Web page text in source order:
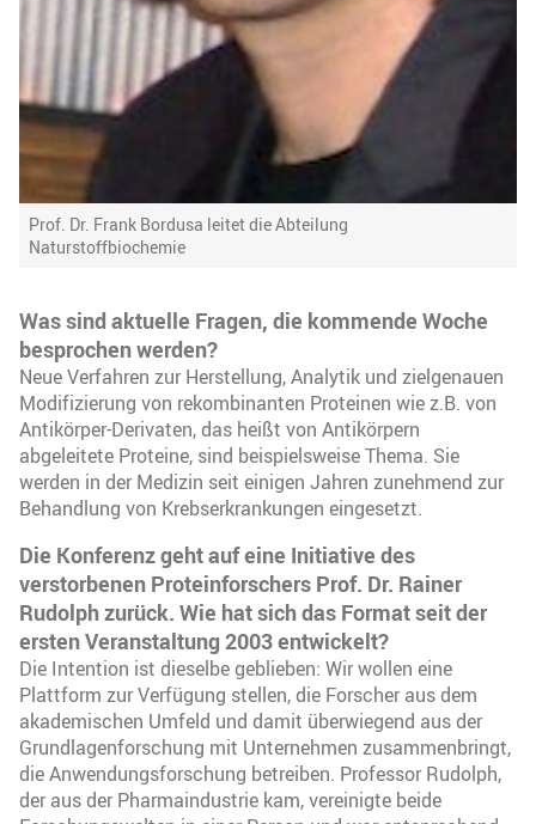
Prof. Dr. Frank Bordusa leitet die Abteilung
Naturstoffbiochemie
Was sind aktuelle Fragen, die kommende Woche
besprochen werden?
Neue Verfahren zur Herstellung, Analytik und zielgenauen
Modifizierung von rekombinanten Proteinen wie z.B. von
Antikörper-Derivaten, das heißt von Antikörpern
abgeleitete Proteine, sind beispielsweise Thema. Sie
werden in der Medizin seit einigen Jahren zunehmend zur
Behandlung von Krebserkrankungen eingesetzt.
Die Konferenz geht auf eine Initiative des
verstorbenen Proteinforschers Prof. Dr. Rainer
Rudolph zurück. Wie hat sich das Format seit der
ersten Veranstaltung 2003 entwickelt?
Die Intention ist dieselbe geblieben: Wir wollen eine
Plattform zur Verfügung stellen, die Forscher aus dem
akademischen Umfeld und damit überwiegend aus der
Grundlagenforschung mit Unternehmen zusammenbringt,
die Anwendungsforschung betreiben. Professor Rudolph,
der aus der Pharmaindustrie kam, vereinigte beide